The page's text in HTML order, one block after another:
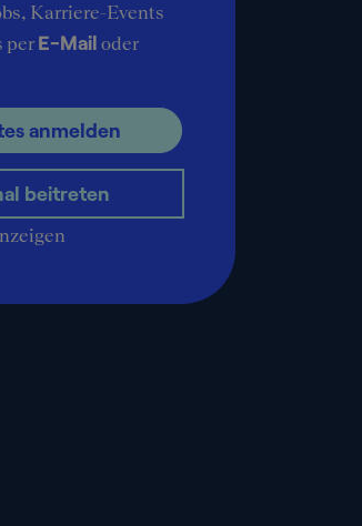
Karriere-Events
per E-Mail oder
anmelden
beitreten